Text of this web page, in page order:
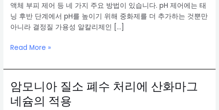
액체 부피 제어 등 네 가지 주요 방법이 있습니다. pH 제어에는 태
닝 후반 단계에서 pH를 높이기 위해 중화제를 더 추가하는 것뿐만
아니라 결정질 가용성 알칼리제인 […]
가
태
을
위
Read More »
암모니아 질소 폐수 처리에 산화마그
네슘의 적용